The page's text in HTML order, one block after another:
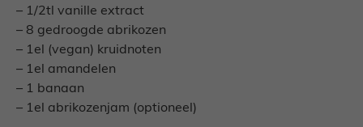
– 1/2tl vanille extract
– 8 gedroogde abrikozen
– 1el (vegan) kruidnoten
– 1el amandelen
– 1 banaan
– 1el abrikozenjam (optioneel)